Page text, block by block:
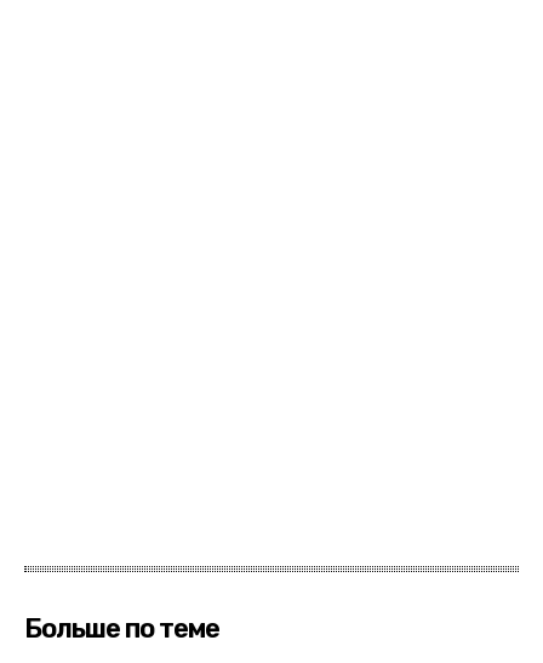
Больше по теме